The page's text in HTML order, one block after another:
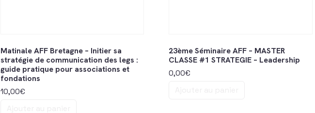
Matinale AFF Bretagne – Initier sa
stratégie de communication des legs :
guide pratique pour associations et
fondations
10,00€
23ème Séminaire AFF – MASTER
CLASSE #1 STRATEGIE – Leadership
0,00€